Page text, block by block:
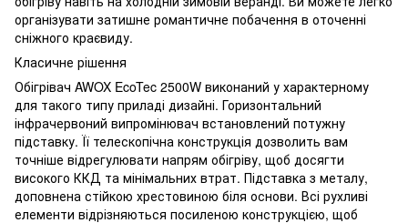
організувати затишне романтичне побачення в оточенні
сніжного краєвиду.
Класичне рішення
Обігрівач AWOX EcoTec 2500W виконаний у характерному
для такого типу приладі дизайні. Горизонтальний
інфрачервоний випромінювач встановлений потужну
підставку. Її телескопічна конструкція дозволить вам
точніше відрегулювати напрям обігріву, щоб досягти
високого ККД та мінімальних втрат. Підставка з металу,
доповнена стійкою хрестовиною біля основи. Всі рухливі
елементи відрізняються посиленою конструкцією, щоб